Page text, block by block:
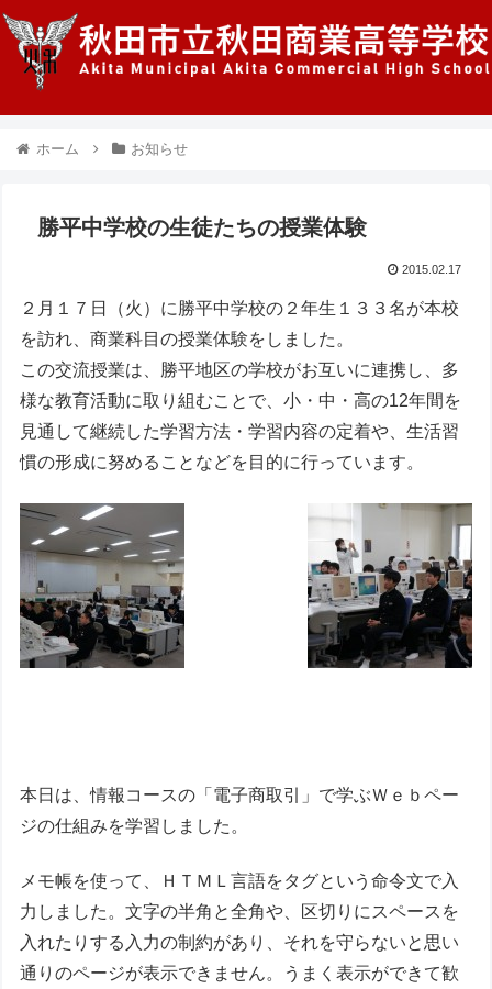
ホーム お知らせ
勝平中学校の生徒たちの授業体験
2015.02.17
２月１７日（火）に勝平中学校の２年生１３３名が本校
を訪れ、商業科目の授業体験をしました。
この交流授業は、勝平地区の学校がお互いに連携し、多
様な教育活動に取り組むことで、小・中・高の12年間を
見通して継続した学習方法・学習内容の定着や、生活習
慣の形成に努めることなどを目的に行っています。
本日は、情報コースの「電子商取引」で学ぶＷｅｂペー
ジの仕組みを学習しました。
メモ帳を使って、ＨＴＭＬ言語をタグという命令文で入
力しました。文字の半角と全角や、区切りにスペースを
入れたりする入力の制約があり、それを守らないと思い
通りのページが表示できません。うまく表示ができて歓